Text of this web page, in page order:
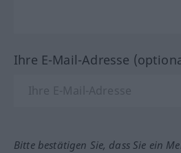
Ihre E-Mail-Adresse
Bitte bestätigen Sie, dass Sie ein